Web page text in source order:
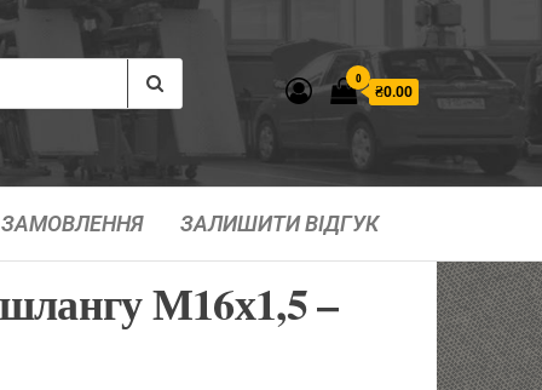
0
₴0.00
ЗАМОВЛЕННЯ ЗАЛИШИТИ ВІДГУК
М16х1,5 –